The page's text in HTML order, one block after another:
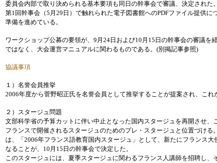
委員会内部で取り決められる基本要項も同日の幹事会で審議、決定された
第1回幹事会（5月29日）で触れられた電子図書館へのPDFファイル提供に
準備を進めている。
ワークショップ公募の要領が、9月24日および10月15日の幹事会の審議を
ではなく、大会運営マニュアルに関わるものである。(別掲記事参照)
協議事項
１）名誉会員推挙
2006年度から菅野昭正氏を名誉会員として推挙することが提案され、これ
２）スタージュ問題
文部科学省の予算カットに伴い中止となった国内スタージュを再開させ、
フランスで開催されるスタージュのためのプレ・スタージュと位置づける
は、「2006年フランス語教育国内スタージュ」として、新たにフランス
なることが、10月15日の幹事会で決定した。
このスタージュには、夏季スタージュに関わるフランス人講師を招聘し、